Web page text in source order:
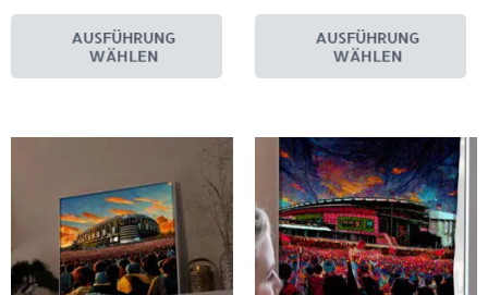
AUSFÜHRUNG
WÄHLEN
AUSFÜHRUNG
WÄHLEN